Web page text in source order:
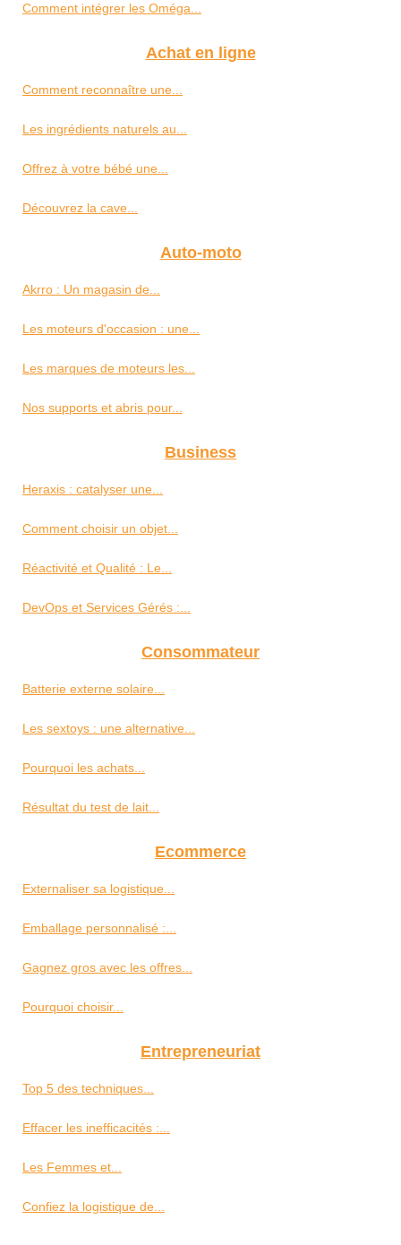
Comment intégrer les Oméga...
Achat en ligne
Comment reconnaître une...
Les ingrédients naturels au...
Offrez à votre bébé une...
Découvrez la cave...
Auto-moto
Akrro : Un magasin de...
Les moteurs d'occasion : une...
Les marques de moteurs les...
Nos supports et abris pour...
Business
Heraxis : catalyser une...
Comment choisir un objet...
Réactivité et Qualité : Le...
DevOps et Services Gérés :...
Consommateur
Batterie externe solaire...
Les sextoys : une alternative...
Pourquoi les achats...
Résultat du test de lait...
Ecommerce
Externaliser sa logistique...
Emballage personnalisé :...
Gagnez gros avec les offres...
Pourquoi choisir...
Entrepreneuriat
Top 5 des techniques...
Effacer les inefficacités :...
Les Femmes et...
Confiez la logistique de...